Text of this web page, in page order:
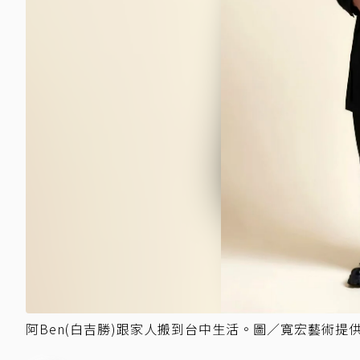
阿Ben(白吉勝)跟家人搬到台中生活。圖／寬宏藝術提